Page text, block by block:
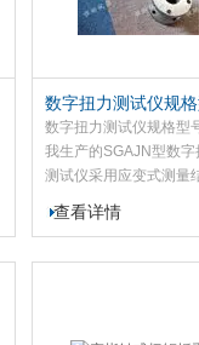
数字扭力测试仪规
号
数字扭力测试仪规格型
我生产的SGAJN型数字
测试仪采用应变式测量
和数字化处理。该数字
测试仪适合于各类静态
查看详情